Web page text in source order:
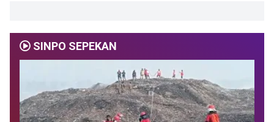
SINPO SEPEKAN